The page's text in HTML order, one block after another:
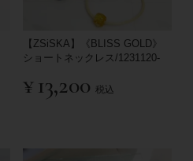
【ZSiSKA】《BLISS GOLD》
ショートネックレス/1231120-
¥ 13,200 税込